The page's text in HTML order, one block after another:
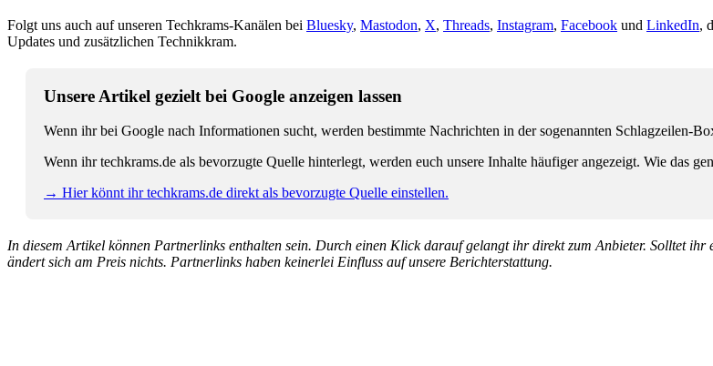
Folgt uns auch auf unseren Techkrams-Kanälen bei Bluesky, Mastodon, X, Threads, Instagram, Facebook und LinkedIn,
Updates und zusätzlichen Technikkram.
Unsere Artikel gezielt bei Google anzeigen lassen
Wenn ihr bei Google nach Informationen sucht, werden bestimmte Nachrichten in der sogenannten Schlagzeilen-
Wenn ihr techkrams.de als bevorzugte Quelle hinterlegt, werden euch unsere Inhalte häufiger angezeigt. Wie das
→ Hier könnt ihr techkrams.de direkt als bevorzugte Quelle einstellen.
In diesem Artikel können Partnerlinks enthalten sein. Durch einen Klick darauf gelangt ihr direkt zum Anbieter. Solltet
ändert sich am Preis nichts. Partnerlinks haben keinerlei Einfluss auf unsere Berichterstattung.